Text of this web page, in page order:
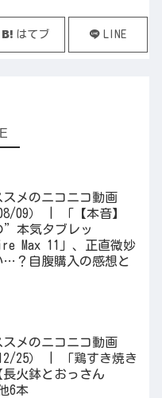
はてブ LINE
スメのニコニコ動画
09） | 「【本音】
”本気タブレッ
Max 11」、正直微妙
…？自腹購入の感想と
メのニコニコ動画
12/25） | 「鶏すき焼き
長火鉢とおっさん
6本